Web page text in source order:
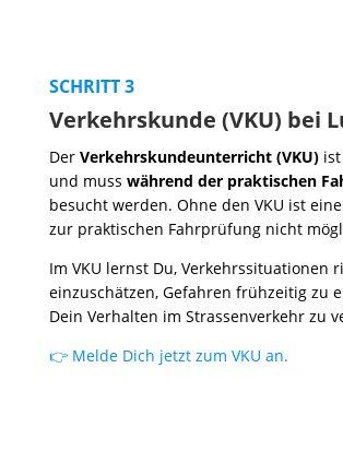
SCHRITT 3
Verkehrskunde (VKU) bei
Der Verkehrskundeunterricht (VKU)ist
und muss während der praktischen
besucht werden. Ohne den VKU ist
zur praktischen Fahrprüfung nicht
Im VKU lernst Du, Verkehrssituationen
einzuschätzen, Gefahren frühzeitig zu
Dein Verhalten im Strassenverkehr zu
👉 Melde Dich jetzt zum VKU an.